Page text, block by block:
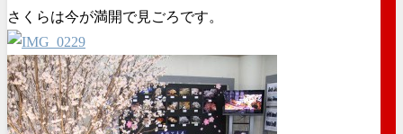
さくらは今が満開で見ごろです。